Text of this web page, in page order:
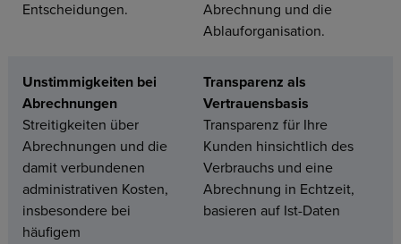
Entscheidungen.
Abrechnung und die
Ablauforganisation.
Unstimmigkeiten bei
Abrechnungen
Streitigkeiten über
Abrechnungen und die
damit verbundenen
administrativen Kosten,
insbesondere bei
häufigem
Transparenz als
Vertrauensbasis
Transparenz für Ihre
Kunden hinsichtlich des
Verbrauchs und eine
Abrechnung in Echtzeit,
basieren auf Ist-Daten